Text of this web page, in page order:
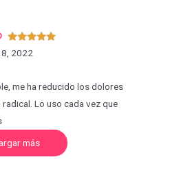
Valorado
con5de 5
2022
me ha reducido los dolores
Lo uso cada vez que
másC
r